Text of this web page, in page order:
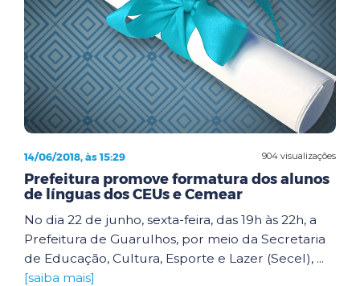
904 visualizações
14/06/2018, às 15:29
Prefeitura promove formatura dos alunos
de línguas dos CEUs e Cemear
No dia 22 de junho, sexta-feira, das 19h às 22h, a
Prefeitura de Guarulhos, por meio da Secretaria
de Educação, Cultura, Esporte e Lazer (Secel), ...
[saiba mais]